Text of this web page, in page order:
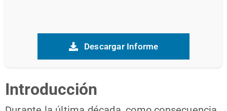
Descargar Informe
Introducción